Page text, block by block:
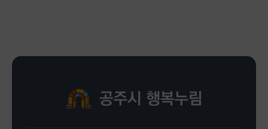
포포아트앤플레이(26~36개월)